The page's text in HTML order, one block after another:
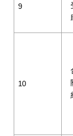
9
10